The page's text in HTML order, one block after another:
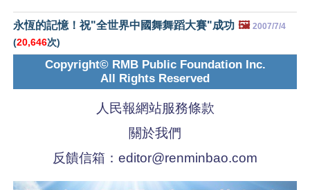
永恆的記憶！祝"全世界中國舞舞蹈大賽"成功 🖼️ 2007/7/4
(20,646次)
Copyright© RMB Public Foundation Inc.
All Rights Reserved
人民報網站服務條款
關於我們
反饋信箱： editor@renminbao.com